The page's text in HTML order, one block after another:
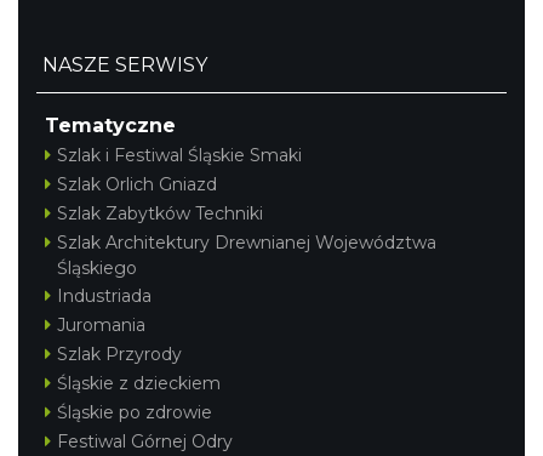
NASZE SERWISY
Tematyczne
Szlak i Festiwal Śląskie Smaki
Szlak Orlich Gniazd
Szlak Zabytków Techniki
Szlak Architektury Drewnianej Województwa
Śląskiego
Industriada
Juromania
Szlak Przyrody
Śląskie z dzieckiem
Śląskie po zdrowie
Festiwal Górnej Odry